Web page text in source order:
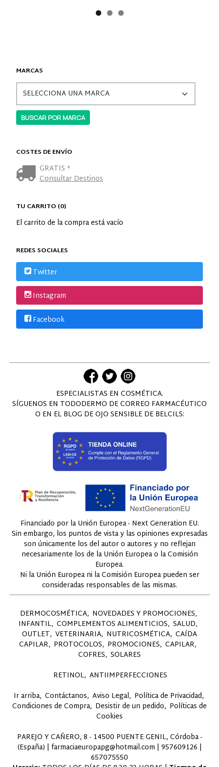
MARCAS
COSTES DE ENVÍO
GRATIS *
Consultar Destinos
TU CARRITO (0)
El carrito de la compra está vacío
REDES SOCIALES
Twitter
Instagram
Facebook
ESPECIALISTAS EN COSMÉTICA.
SÍGUENOS EN TODODERMO DE CORREO FARMACÉUTICO
O EN EL BLOG DE OJO SENSIBLE DE BELCILS:
Financiado por la Unión Europea - Next Generation EU.
Sin embargo, los puntos de vista y las opiniones expresadas
son únicamente los del autor o autores y no reflejan
necesariamente los de la Unión Europea o la Comisión
Europea.
Ni la Unión Europea ni la Comisión Europea pueden ser
consideradas responsables de las mismas.
DERMOCOSMÉTICA NOVEDADES Y PROMOCIONES
INFANTIL COMPLEMENTOS ALIMENTICIOS SALUD
OUTLET VETERINARIA NUTRICOSMÉTICA CAÍDA
CAPILAR PROTOCOLOS PROMOCIONES CAPILAR
COFRES SOLARES
RETINOL ANTIIMPERFECCIONES
Ir arriba Contáctanos Aviso Legal Política de Privacidad
Condiciones de Compra Desistir de un pedido Políticas de
Cookies
PAREJO Y CAÑERO, 8 - 14500 PUENTE GENIL, Córdoba -
(España) | farmaciaeuropapg@hotmail.com | 957609126 |
657075550